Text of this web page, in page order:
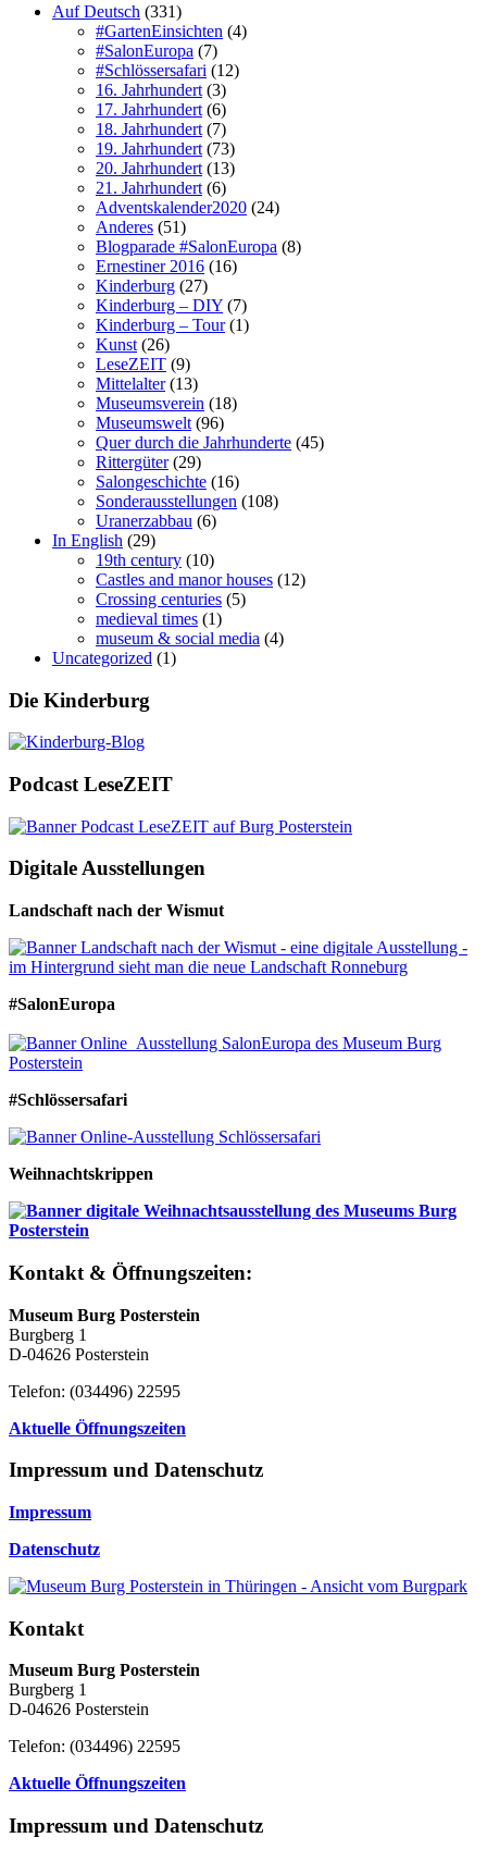
Auf Deutsch (331)
#GartenEinsichten (4)
#SalonEuropa (7)
#Schlössersafari (12)
16. Jahrhundert (3)
17. Jahrhundert (6)
18. Jahrhundert (7)
19. Jahrhundert (73)
20. Jahrhundert (13)
21. Jahrhundert (6)
Adventskalender2020 (24)
Anderes (51)
Blogparade #SalonEuropa (8)
Ernestiner 2016 (16)
Kinderburg (27)
Kinderburg – DIY (7)
Kinderburg – Tour(1)
Kunst (26)
LeseZEIT (9)
Mittelalter(13)
Museumsverein (18)
Museumswelt (96)
Quer durch die Jahrhunderte (45)
Rittergüter(29)
Salongeschichte (16)
Sonderausstellungen (108)
Uranerzabbau (6)
In English (29)
19th century (10)
Castles and manor houses (12)
Crossing centuries (5)
medieval times (1)
museum & social media (4)
Uncategorized (1)
Die Kinderburg
Podcast LeseZEIT
Digitale Ausstellungen
Landschaft nach der Wismut
#SalonEuropa
#Schlössersafari
Weihnachtskrippen
Kontakt & Öffnungszeiten:
Museum Burg Posterstein
Burgberg 1
D-04626 Posterstein
Telefon: (034496) 22595
Aktuelle Öffnungszeiten
Impressum und Datenschutz
Impressum
Datenschutz
Kontakt
Museum Burg Posterstein
Burgberg 1
D-04626 Posterstein
Telefon: (034496) 22595
Aktuelle Öffnungszeiten
Impressum und Datenschutz